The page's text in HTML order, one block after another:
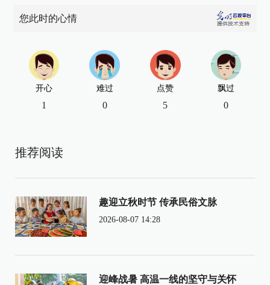
您此时的心情
开心
1
难过
0
点赞
5
飘过
0
推荐阅读
趣迎立秋时节 传承民俗文脉
2026-08-07 14:28
迎峰战暑 高温一线的坚守与关怀